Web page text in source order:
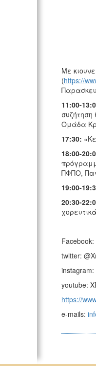
Με
(https://
11:00-
Ομάδα
17:30:
18:00-
ΠΦΠΟ,
19:00-
20:30-
twitter:
youtube:
https://
e-mails: